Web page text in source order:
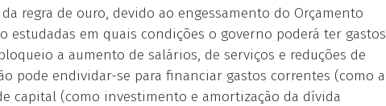
regra de ouro, devido ao engessamento do Orçamento
estudadas em quais condições o governo poderá ter gastos
a aumento de salários, de serviços e reduções de
pode endividar-se para financiar gastos correntes (como a
capital (como investimento e amortização da dívida